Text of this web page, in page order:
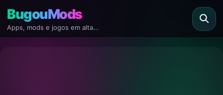
BugouMods
Apps, mods e jogos em alta...